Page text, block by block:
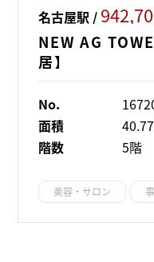
名古屋駅 /
NEW AG
居】
No.
面積
階数
5階
美容・サロン